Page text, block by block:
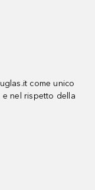
come unico
nel rispetto della